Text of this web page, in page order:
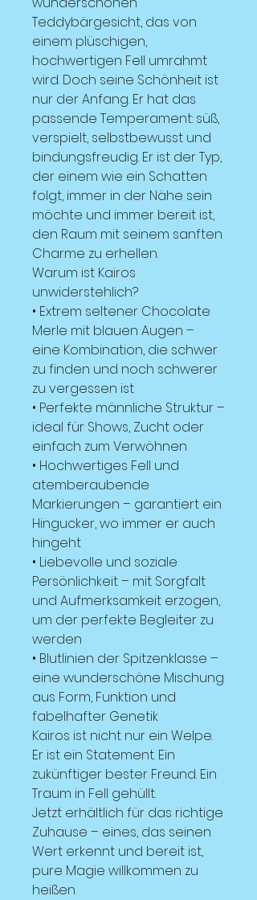
Teddybärgesicht, das von
einem plüschigen,
hochwertigen Fell umrahmt
wird. Doch seine Schönheit ist
nur der Anfang. Er hat das
passende Temperament: süß,
verspielt, selbstbewusst und
bindungsfreudig. Er ist der Typ,
der einem wie ein Schatten
folgt, immer in der Nähe sein
möchte und immer bereit ist,
den Raum mit seinem sanften
Charme zu erhellen.
Warum ist Kairos
unwiderstehlich?
• Extrem seltener Chocolate
Merle mit blauen Augen –
eine Kombination, die schwer
zu finden und noch schwerer
zu vergessen ist
• Perfekte männliche Struktur –
ideal für Shows, Zucht oder
einfach zum Verwöhnen
• Hochwertiges Fell und
atemberaubende
Markierungen – garantiert ein
Hingucker, wo immer er auch
hingeht
• Liebevolle und soziale
Persönlichkeit – mit Sorgfalt
und Aufmerksamkeit erzogen,
um der perfekte Begleiter zu
werden
• Blutlinien der Spitzenklasse –
eine wunderschöne Mischung
aus Form, Funktion und
fabelhafter Genetik
Kairos ist nicht nur ein Welpe.
Er ist ein Statement. Ein
zukünftiger bester Freund. Ein
Traum in Fell gehüllt.
Jetzt erhältlich für das richtige
Zuhause – eines, das seinen
Wert erkennt und bereit ist,
pure Magie willkommen zu
heißen